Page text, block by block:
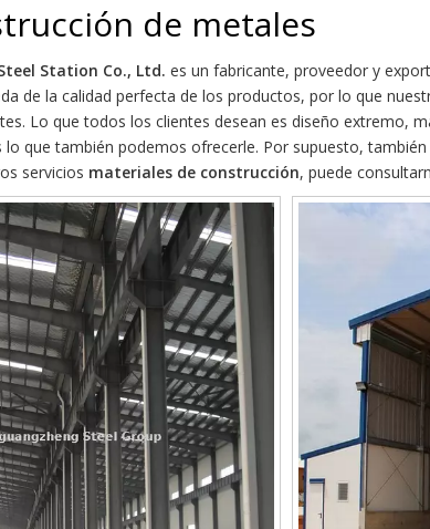
de metales
Station Co., Ltd. es un fabricante, proveedor y
de la calidad perfecta de los productos, por lo que
Lo que todos los clientes desean es diseño extremo,
que también podemos ofrecerle. Por supuesto,
servicios materiales de construcción, puede